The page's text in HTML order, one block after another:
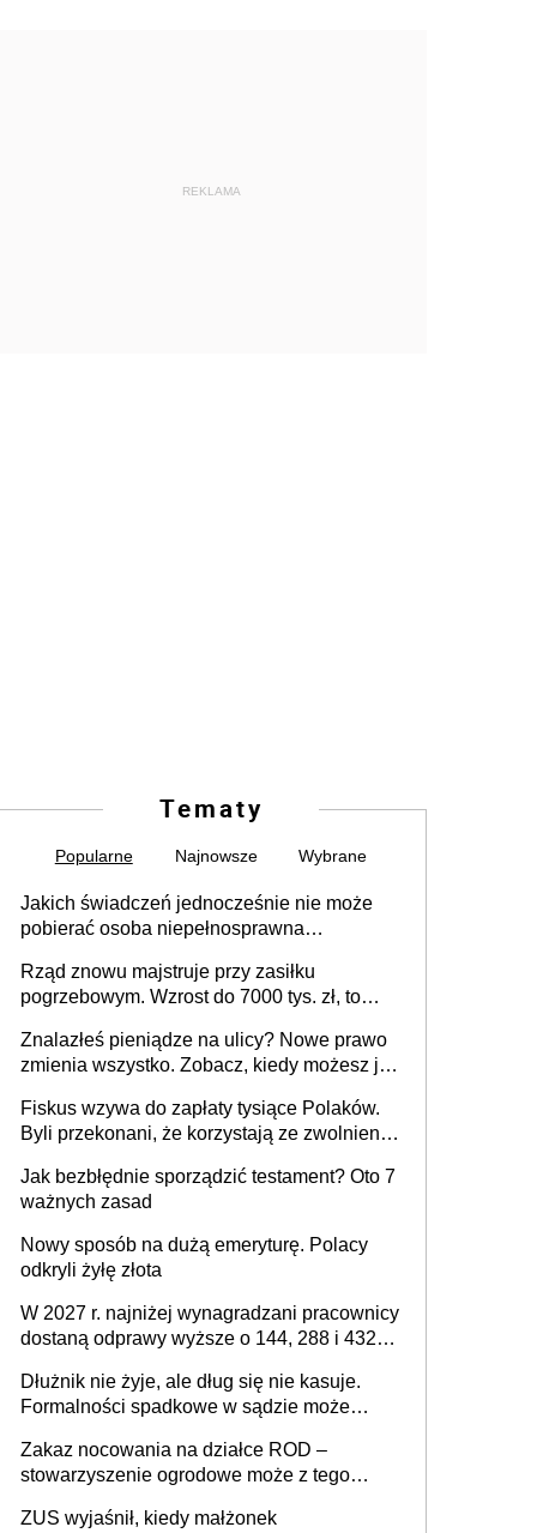
REKLAMA
Tematy
Popularne Najnowsze Wybrane
Jakich świadczeń jednocześnie nie może
pobierać osoba niepełnosprawna
Rząd znowu majstruje przy zasiłku
pogrzebowym. Wzrost do 7000 tys. zł, to
Znalazłeś pieniądze na ulicy? Nowe prawo
zmienia wszystko. Zobacz, kiedy możesz je
Fiskus wzywa do zapłaty tysiące Polaków.
Byli przekonani, że korzystają ze zwolnienia
Jak bezbłędnie sporządzić testament? Oto 7
ważnych zasad
Nowy sposób na dużą emeryturę. Polacy
odkryli żyłę złota
W 2027 r. najniżej wynagradzani pracownicy
dostaną odprawy wyższe o 144, 288 i 432
Dłużnik nie żyje, ale dług się nie kasuje.
Formalności spadkowe w sądzie może
zmarłego
Zakaz nocowania na działce ROD –
stowarzyszenie ogrodowe może z tego
działki (wypowiedzieć dzierżawę)?
ZUS wyjaśnił, kiedy małżonek